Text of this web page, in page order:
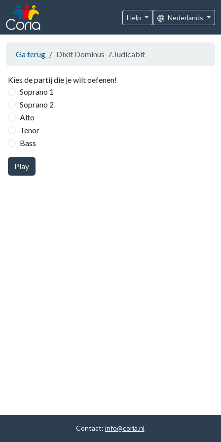
Help Nederlands
Ga terug Dixit Dominus-7.Judicabit
Kies de partij die je wilt oefenen!
Soprano 1
Soprano 2
Alto
Tenor
Bass
Play
Contact: info@coria.nl.